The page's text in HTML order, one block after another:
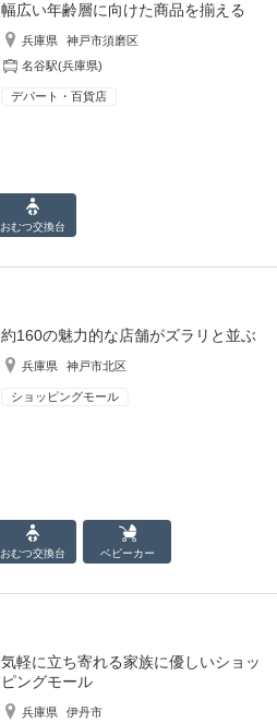
幅広い年齢層に向けた商品を揃える
兵庫県
神戸市須磨区
名谷駅(兵庫県)
デパート・百貨店
おむつ交換台
約160の魅力的な店舗がズラリと並ぶ
兵庫県 神戸市北区
ショッピングモール
おむつ交換台 ベビーカー
気軽に立ち寄れる家族に優しいショッ
ピングモール
兵庫県 伊丹市